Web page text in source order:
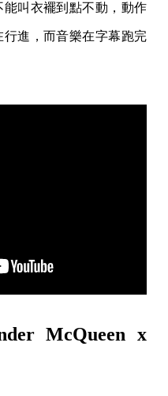
叫衣襬到點不動，動作
進，而音樂在字幕跑完
McQueen x